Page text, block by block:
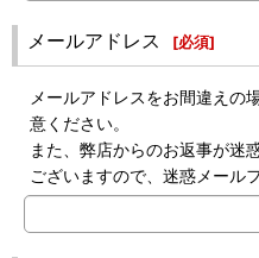
メールアドレス [必須]
メールアドレスをお間違えの
意ください。
また、弊店からのお返事が迷
ございますので、迷惑メール